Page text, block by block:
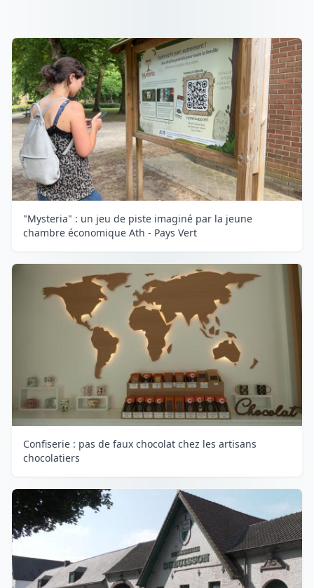
"Mysteria" : un jeu de piste imaginé par la jeune
chambre économique Ath - Pays Vert
Confiserie : pas de faux chocolat chez les artisans
chocolatiers